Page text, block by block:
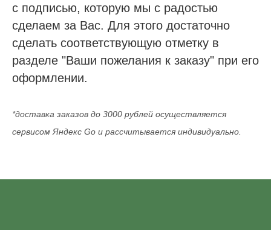
с подписью, которую мы с радостью
сделаем за Вас. Для этого достаточно
сделать соответствующую отметку в
разделе "Ваши пожелания к заказу" при его
оформлении.
*доставка заказов до 3000 рублей осуществляется
сервисом Яндекс Go и рассчитывается индивидуально.